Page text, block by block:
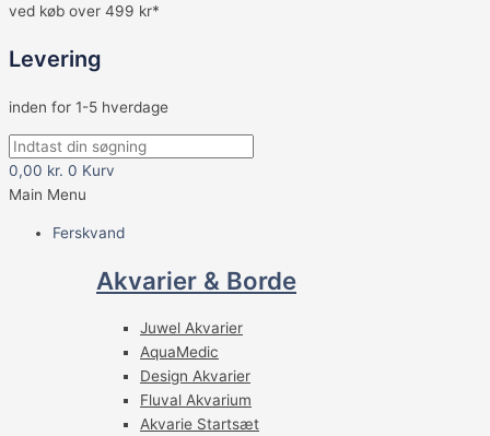
ved køb over 499 kr*
Levering
inden for 1-5 hverdage
0,00 kr. 0 Kurv
Main Menu
Ferskvand
Akvarier & Borde
Juwel Akvarier
AquaMedic
Design Akvarier
Fluval Akvarium
Akvarie Startsæt